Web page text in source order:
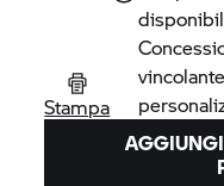
Stampa